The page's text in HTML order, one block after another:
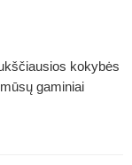
kokybės
gaminiai